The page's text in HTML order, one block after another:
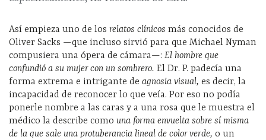
Así empieza uno de los relatos clínicos más conocidos de
Oliver Sacks —que incluso sirvió para que Michael Nyman
compusiera una ópera de cámara—: El hombre que
confundió a su mujer con un sombrero. El Dr. P. padecía una
forma extrema e intrigante de agnosia visual, es decir, la
incapacidad de reconocer lo que veía. Por eso no podía
ponerle nombre a las caras y a una rosa que le muestra el
médico la describe como una forma envuelta sobre sí misma
de la que sale una protuberancia lineal de color verde, o un